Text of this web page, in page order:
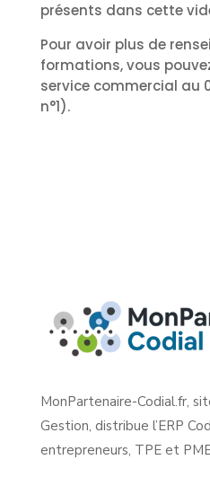
présents dans cette
Pour avoir plus de
formations, vous
service commercial au
n°1).
MonPartenaire-Codial.fr,
Gestion, distribue l’ERP
entrepreneurs, TPE et